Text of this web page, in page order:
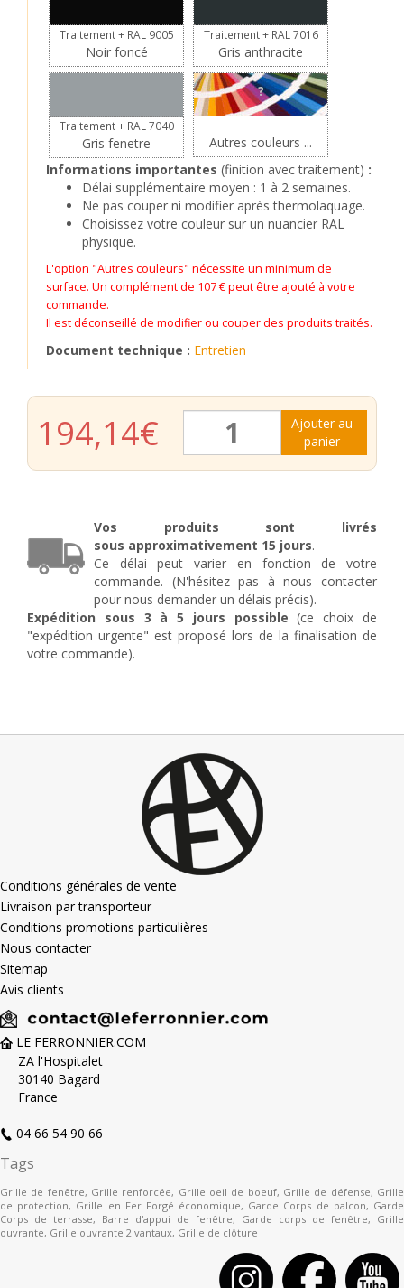
Traitement + RAL 9005
Noir foncé
Traitement + RAL 7016
Gris anthracite
Traitement + RAL 7040
Gris fenetre
?
Autres couleurs ...
Informations importantes (finition avec traitement) :
Délai supplémentaire moyen : 1 à 2 semaines.
Ne pas couper ni modifier après thermolaquage.
Choisissez votre couleur sur un nuancier RAL
physique.
L'option "Autres couleurs" nécessite un minimum de
surface. Un complément de 107 € peut être ajouté à votre
commande.
Il est déconseillé de modifier ou couper des produits traités.
Document technique : Entretien
194,14€
Ajouter au
panier
Grille
Oeil
en
fer
forgé
Betty
Vos produits sont livrés
sous approximativement 15 jours.
Ce délai peut varier en fonction de votre
commande. (N'hésitez pas à nous contacter
pour nous demander un délais précis).
Expédition sous 3 à 5 jours possible (ce choix de
"expédition urgente" est proposé lors de la finalisation de
votre commande).
Conditions générales de vente
Livraison par transporteur
Conditions promotions particulières
Nous contacter
Sitemap
Avis clients
LE FERRONNIER.COM
ZA l'Hospitalet
30140 Bagard
France
04 66 54 90 66
Tags
Grille de fenêtre, Grille renforcée, Grille oeil de boeuf, Grille de défense, Grille
de protection, Grille en Fer Forgé économique, Garde Corps de balcon, Garde
Corps de terrasse, Barre d'appui de fenêtre, Garde corps de fenêtre, Grille
ouvrante, Grille ouvrante 2 vantaux, Grille de clôture